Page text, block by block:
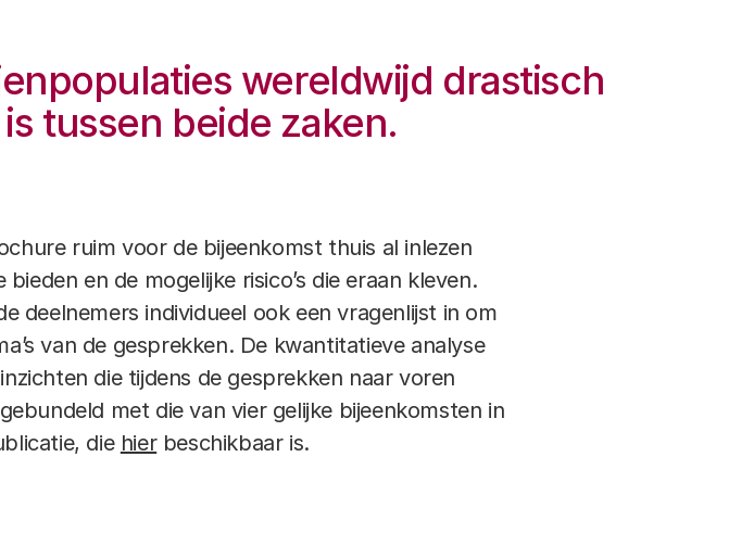
wereldwijd drastisch
tussen beide zaken.
ruim voor de bijeenkomst thuis al inlezen
en de mogelijke risico’s die eraan kleven.
deelnemers individueel ook een vragenlijst in om
van de gesprekken. De kwantitatieve analyse
die tijdens de gesprekken naar voren
met die van vier gelijke bijeenkomsten in
die hierbeschikbaar is.